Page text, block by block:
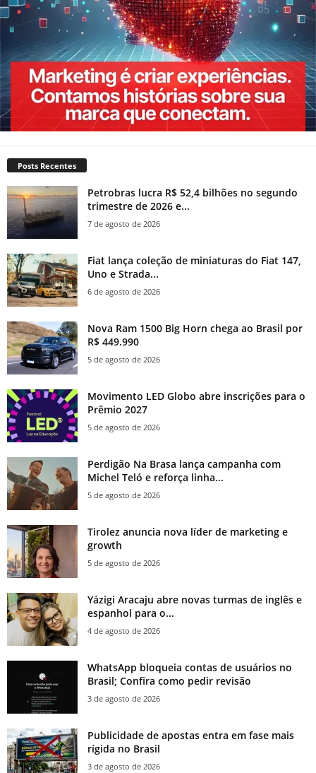
Posts Recentes
Petrobras lucra R$ 52,4 bilhões no segundo
trimestre de 2026 e...
7 de agosto de 2026
Fiat lança coleção de miniaturas do Fiat 147,
Uno e Strada...
6 de agosto de 2026
Nova Ram 1500 Big Horn chega ao Brasil por
R$ 449.990
5 de agosto de 2026
Movimento LED Globo abre inscrições para o
Prêmio 2027
5 de agosto de 2026
Perdigão Na Brasa lança campanha com
Michel Teló e reforça linha...
5 de agosto de 2026
Tirolez anuncia nova líder de marketing e
growth
5 de agosto de 2026
Yázigi Aracaju abre novas turmas de inglês e
espanhol para o...
4 de agosto de 2026
WhatsApp bloqueia contas de usuários no
Brasil; Confira como pedir revisão
3 de agosto de 2026
Publicidade de apostas entra em fase mais
rígida no Brasil
3 de agosto de 2026